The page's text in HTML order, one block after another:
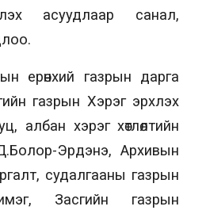
асуудлаар санал,
ерөнхий газрын дарга
газрын Хэрэг эрхлэх
албан хэрэг хөтлөлтийн
Эрдэнэ, Архивын
судалгааны газрын
Засгийн газрын